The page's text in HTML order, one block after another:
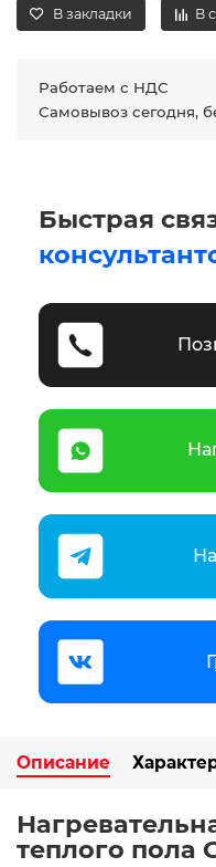
В закладки В
Работаем с НДС
Самовывоз сегодня,
Быстрая
Описание
теплого пола